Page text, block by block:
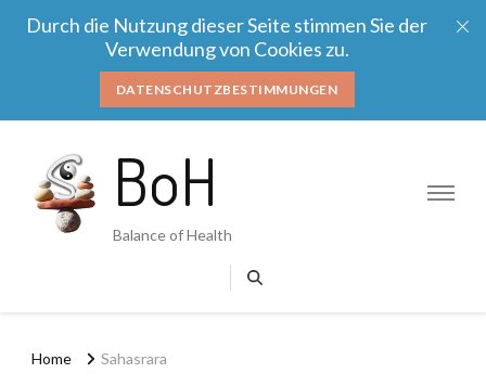
Durch die Nutzung dieser Seite stimmen Sie der
Verwendung von Cookies zu.
DATENSCHUTZBESTIMMUNGEN
BoH
Balance of Health
Home Sahasrara